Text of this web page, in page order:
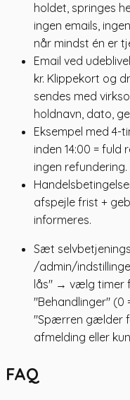
holdet, springes
ingen emails,
når mindst én er
Email ved
kr. Klippekort og
sendes med
holdnavn, dato,
Eksempel med 4-
inden 14:00 = fuld
ingen refundering.
afspejle frist +
informeres.
Sæt
/admin/
lås" → vælg timer
"Behandlinger"
"Spærren gælder
afmelding eller
FAQ